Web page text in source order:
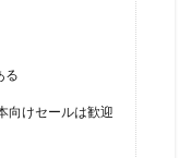
る
向けセールは歓迎